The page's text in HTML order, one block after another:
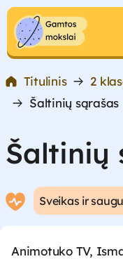
Pereiti prie turinio
Pereiti prie turinio
Titulinis 2
Šaltinių sąrašas
Šaltinių
Sveikas ir
Animotuko TV,